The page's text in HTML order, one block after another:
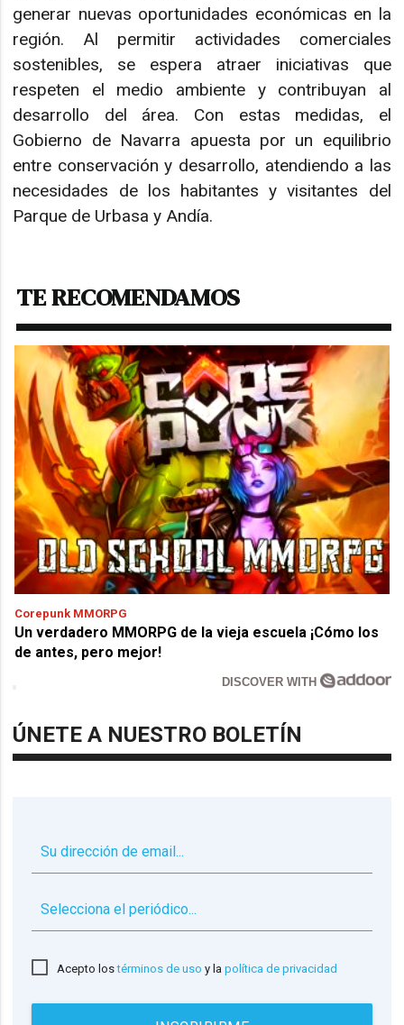
generar nuevas oportunidades económicas en la
región. Al permitir actividades comerciales
sostenibles, se espera atraer iniciativas que
respeten el medio ambiente y contribuyan al
desarrollo del área. Con estas medidas, el
Gobierno de Navarra apuesta por un equilibrio
entre conservación y desarrollo, atendiendo a las
necesidades de los habitantes y visitantes del
Parque de Urbasa y Andía.
TE RECOMENDAMOS
Corepunk MMORPG
Un verdadero MMORPG de la vieja escuela ¡Cómo los
de antes, pero mejor!
DISCOVER WITH
ÚNETE A NUESTRO BOLETÍN
Acepto lostérminos de uso y lapolítica de privacidad